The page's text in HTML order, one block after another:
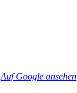
Auf Google ansehen